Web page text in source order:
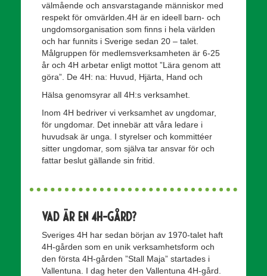
välmående och ansvarstagande människor med
respekt för omvärlden.4H är en ideell barn- och
ungdomsorganisation som finns i hela världen
och har funnits i Sverige sedan 20 – talet.
Målgruppen för medlemsverksamheten är 6-25
år och 4H arbetar enligt mottot ”Lära genom att
göra”. De 4H: na: Huvud, Hjärta, Hand och
Hälsa genomsyrar all 4H:s verksamhet.
Inom 4H bedriver vi verksamhet av ungdomar,
för ungdomar. Det innebär att våra ledare i
huvudsak är unga. I styrelser och kommittéer
sitter ungdomar, som själva tar ansvar för och
fattar beslut gällande sin fritid.
Vad är en 4H-gård?
Sveriges 4H har sedan början av 1970-talet haft
4H-gården som en unik verksamhetsform och
den första 4H-gården ”Stall Maja” startades i
Vallentuna. I dag heter den Vallentuna 4H-gård.